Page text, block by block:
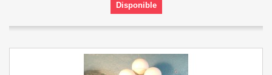
Disponible